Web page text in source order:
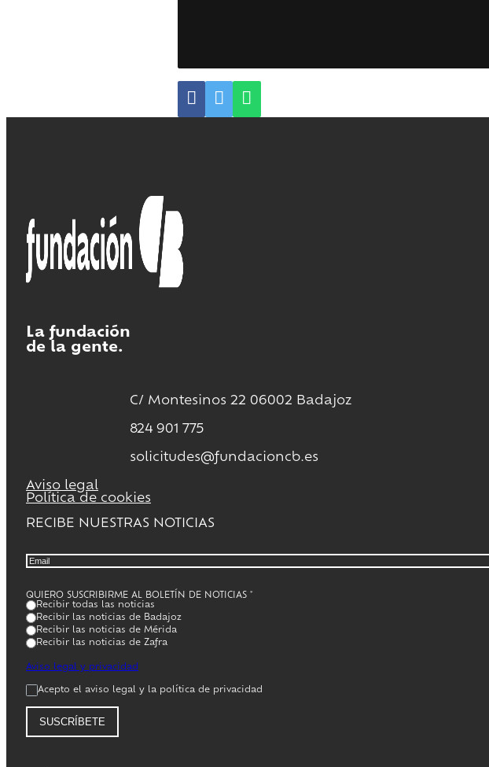
La fundación
de la gente.
C/ Montesinos 22 06002 Badajoz
824 901 775
solicitudes@fundacioncb.es
Aviso legal
Política de cookies
RECIBE NUESTRAS NOTICIAS
QUIERO SUSCRIBIRME AL BOLETÍN DE NOTICIAS *
Recibir todas las noticias
Recibir las noticias de Badajoz
Recibir las noticias de Mérida
Recibir las noticias de Zafra
Aviso legal y privacidad
Acepto el aviso legal y la política de privacidad
SUSCRÍBETE